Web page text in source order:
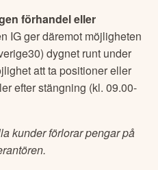
förhandel eller
IG ger däremot möjligheten
dygnet runt under
att ta positioner eller
efter stängning (kl. 09.00-
kunder förlorar pengar på